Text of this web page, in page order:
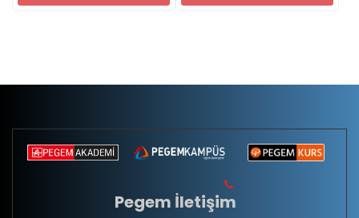
Pegem İletişim